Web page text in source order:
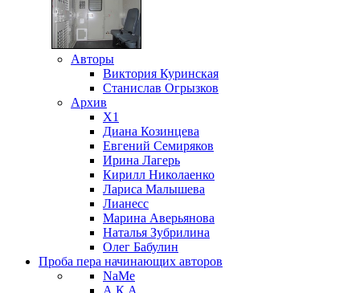
Авторы
Виктория Куринская
Станислав Огрызков
Архив
X1
Диана Козинцева
Евгений Семиряков
Ирина Лагерь
Кирилл Николаенко
Лариса Малышева
Лианесс
Марина Аверьянова
Наталья Зубрилина
Олег Бабулин
Проба пера начинающих авторов
NaMe